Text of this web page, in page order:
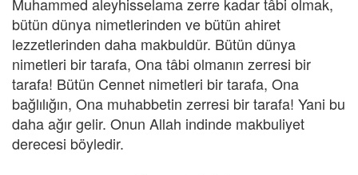
bütün dünya nimetlerinden ve bütün ahiret
lezzetlerinden daha makbuldür. Bütün dünya
nimetleri bir tarafa, Ona tâbi olmanın zerresi bir
tarafa! Bütün Cennet nimetleri bir tarafa, Ona
bağlılığın, Ona muhabbetin zerresi bir tarafa! Yani bu
daha ağır gelir. Onun Allah indinde makbuliyet
derecesi böyledir.